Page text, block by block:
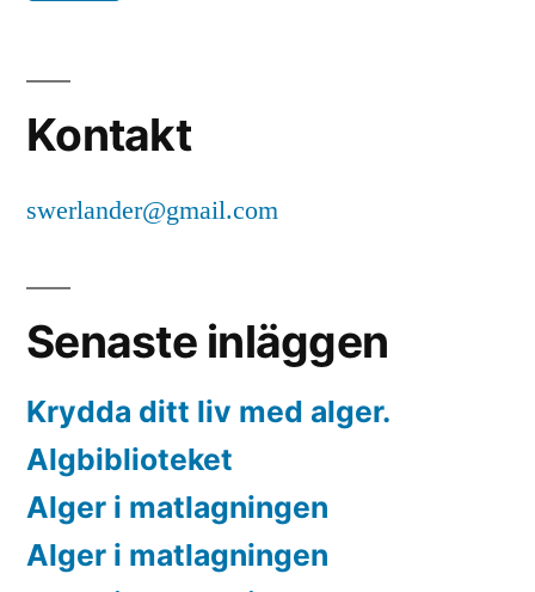
Kontakt
swerlander@gmail.com
Senaste inläggen
Krydda ditt liv med alger.
Algbiblioteket
Alger i matlagningen
Alger i matlagningen